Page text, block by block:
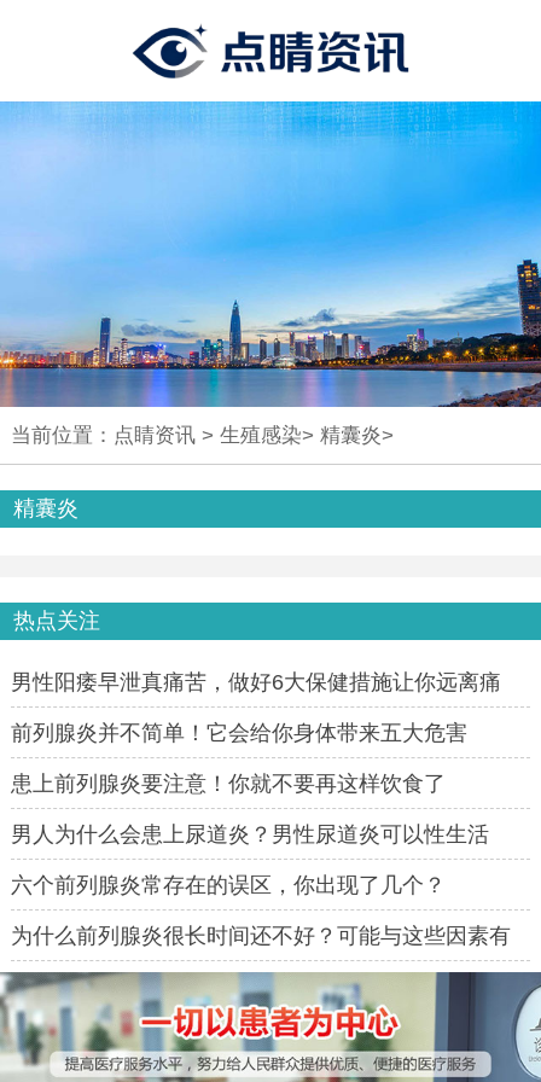
当前位置： 点睛资讯> 生殖感染> 精囊炎>
精囊炎
热点关注
男性阳痿早泄真痛苦，做好6大保健措施让你远离痛
苦！
前列腺炎并不简单！它会给你身体带来五大危害
患上前列腺炎要注意！你就不要再这样饮食了
男人为什么会患上尿道炎？男性尿道炎可以性生活
吗？
六个前列腺炎常存在的误区，你出现了几个？
为什么前列腺炎很长时间还不好？可能与这些因素有
关！